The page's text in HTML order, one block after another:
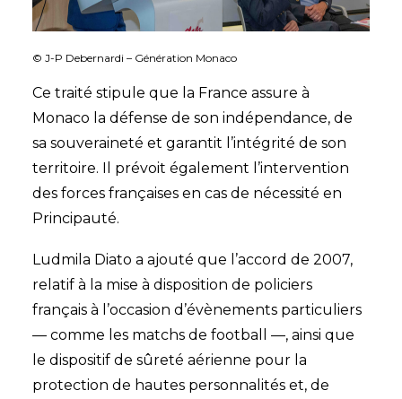
© J-P Debernardi – Génération Monaco
Ce traité stipule que la France assure à
Monaco la défense de son indépendance, de
sa souveraineté et garantit l’intégrité de son
territoire. Il prévoit également l’intervention
des forces françaises en cas de nécessité en
Principauté.
Ludmila Diato a ajouté que l’accord de 2007,
relatif à la mise à disposition de policiers
français à l’occasion d’évènements particuliers
— comme les matchs de football —, ainsi que
le dispositif de sûreté aérienne pour la
protection de hautes personnalités et, de